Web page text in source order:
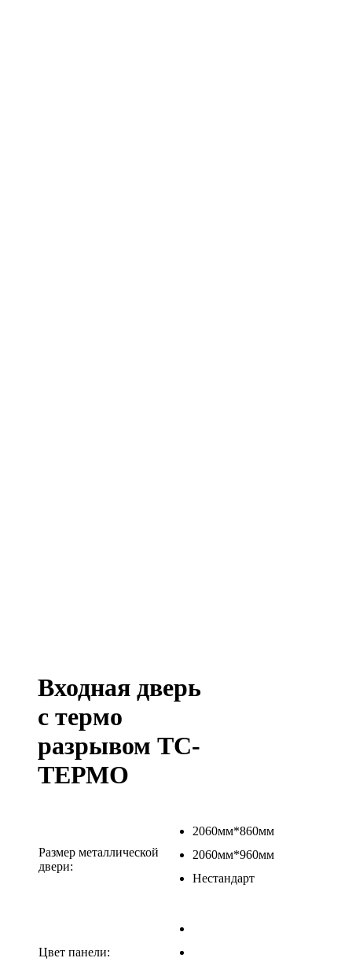
Входная дверь
с термо
разрывом ТС-
ТЕРМО
Размер металлической
двери:
2060мм*860мм
2060мм*960мм
Нестандарт
Цвет панели: